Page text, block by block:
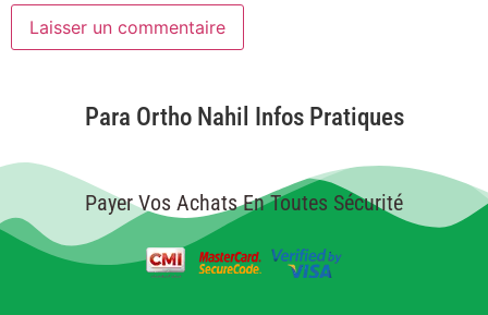
Para Ortho Nahil Infos Pratiques
Payer Vos Achats En Toutes Sécurité